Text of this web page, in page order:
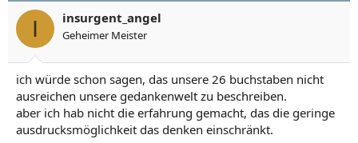
I insurgent_angel
Geheimer Meister
ich würde schon sagen, das unsere 26 buchstaben nicht
ausreichen unsere gedankenwelt zu beschreiben.
aber ich hab nicht die erfahrung gemacht, das die geringe
ausdrucksmöglichkeit das denken einschränkt.